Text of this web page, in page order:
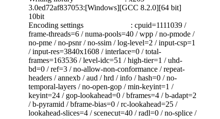
3.0ed72af837053:[Windows][GCC 8.2.0][64 bit]
10bit
Encoding settings : cpuid=1111039 /
frame-threads=6 / numa-pools=40 / wpp / no-pmode /
no-pme / no-psnr / no-ssim / log-level=2 / input-csp=1
/ input-res=3840x1608 / interlace=0 / total-
frames=163536 / level-idc=51 / high-tier=1 / uhd-
bd=0 / ref=3 / no-allow-non-conformance / repeat-
headers / annexb / aud / hrd / info / hash=0 / no-
temporal-layers / no-open-gop / min-keyint=1 /
keyint=24 / gop-lookahead=0 / bframes=4 / b-adapt=2
/ b-pyramid / bframe-bias=0 / rc-lookahead=25 /
lookahead-slices=4 / scenecut=40 / radl=0 / no-splice /